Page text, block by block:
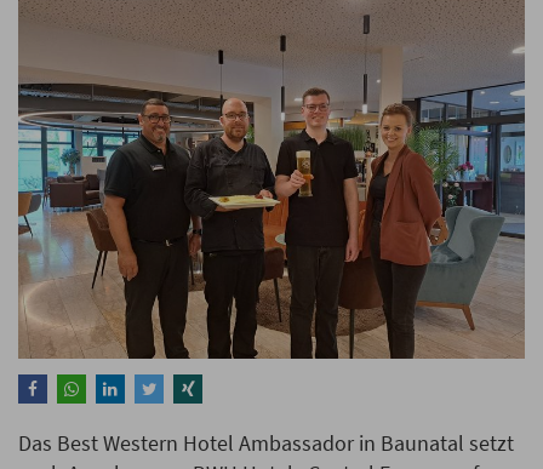
Das Best Western Hotel Ambassador in Baunatal setzt